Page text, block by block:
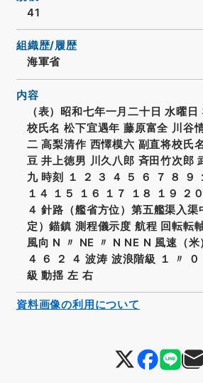
41
組織歴/履歴
海軍省
内容
（表）昭和七年一月二十日 水曜
校氏名 松下宜遇年 藤原富全 川谷
二 高梨清作 西懌模六 副直将校氏
豆 井上徳男 川久八郎 斉田竹次郎
九 時刻 １ ２ ３ ４ ５ ６ ７ ８ ９
１４ １５ １６ １７ １８ １９ ２
４ 針路（艦省方位）第五艦渠入
定）錨鎮 測程儀示度 航程 回転転
風向 N 〃 NE 〃 N NE N 風速（米
４ ６ ２ ４ 波涛 波浪階級 １ 〃
級 動揺 左 右
資料画像の利用について